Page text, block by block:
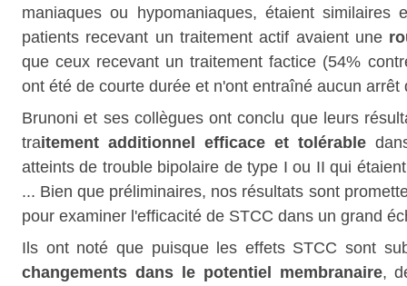
maniaques ou hypomaniaques, étaient
patients recevant un traitement actif avaient une
que ceux recevant un traitement factice (54%
ont été de courte durée et n'ont entraîné aucun arrêt
Brunoni et ses collègues ont conclu que leurs
traitement additionnel efficace et tolérable
atteints de trouble bipolaire de type I ou II qui
... Bien que préliminaires, nos résultats sont
pour examiner l'efficacité de STCC dans un grand
Ils ont noté que puisque les effets STCC sont
changements dans le potentiel membranaire,